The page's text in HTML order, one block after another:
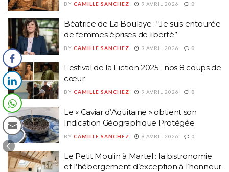
BY CAMILLE SANCHEZ 9 AVRIL 2026 0
Béatrice de La Boulaye : “Je suis entourée
de femmes éprises de liberté”
BY CAMILLE SANCHEZ 9 AVRIL 2026 0
Festival de la Fiction 2025 : nos 8 coups de
cœur
BY CAMILLE SANCHEZ 9 AVRIL 2026 0
Le « Caviar d’Aquitaine » obtient son
Indication Géographique Protégée
BY CAMILLE SANCHEZ 9 AVRIL 2026 0
Le Petit Moulin à Martel : la bistronomie
et l’hébergement d’exception à l’honneur